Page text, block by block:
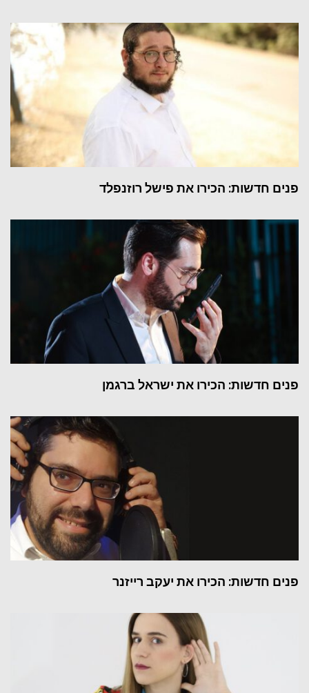
פנים חדשות: הכירו את פישל רוזנפלד
פנים חדשות: הכירו את ישראל ברגמן
פנים חדשות: הכירו את יעקב רייזנר